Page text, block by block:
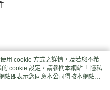
用 cookie 方式之詳情，及若您不希
cookie 設定，請參閱本網站「 隱私
站即表示您同意本公司得按本網站使